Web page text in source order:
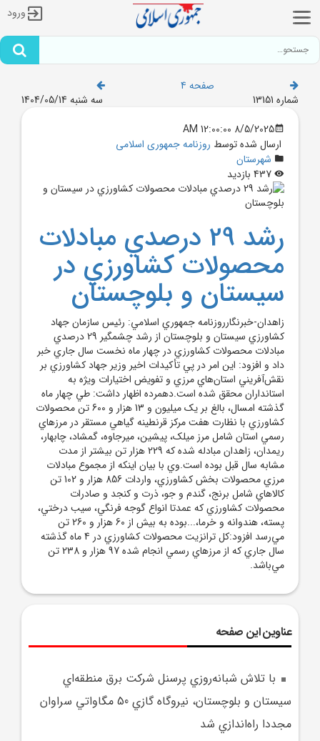
ورود
صفحه 4
شماره 13151
سه شنبه 1404/05/14
8/5/2025 12:00:00 AM
ارسال شده توسط روزنامه جمهوری اسلامی
شهرستان
رشد 29 درصدي مبادلات
محصولات کشاورزي در
سيستان و بلوچستان
زاهدان-خبرنگارروزنامه جمهوري اسلامي: رئيس سازمان جهاد
کشاورزي سيستان و بلوچستان از رشد چشمگير 29 درصدي
مبادلات محصولات کشاورزي در چهار ماه نخست سال جاري خبر
داد و افزود: اين امر در پي تأکيدات اخير وزير جهاد کشاورزي بر
نقش‌آفريني استان‌هاي مرزي و تفويض اختيارات ويژه به
استانداران محقق شده است.دهمرده اظهار داشت: طي چهار ماه
گذشته امسال، بالغ بر يک ميليون و 13 هزار و 600 تن محصولات
کشاورزي با نظارت هفت مرکز قرنطينه گياهي مستقر در مرزهاي
رسمي استان شامل مرز ميلک، پيشين، ميرجاوه، گمشاد، چابهار،
ريمدان، زاهدان مبادله شده که 229 هزار تن بيشتر از مدت
مشابه سال قبل بوده است.وي با بيان اينکه از مجموع مبادلات
مرزي محصولات بخش کشاورزي، واردات 856 هزار و 102 تن
کالاهاي شامل برنج، گندم و جو، ذرت و کنجد و صادرات
محصولات کشاورزي که عمدتا انواع گوجه فرنگي، سيب درختي،
پسته، هندوانه و خرما،...بوده به بيش‌ از 60 هزار و 260 تن
مي‌رسد افزود:کل ترانزيت محصولات کشاورزي در 4 ماه گذشته
سال جاري که از مرزهاي رسمي انجام شده 97 هزار و 238 تن
مي‌باشد.
عناوین این صفحه
با تلاش شبانه‌روزي پرسنل شرکت برق منطقه‌اي
سيستان و بلوچستان، نيروگاه گازي 50 مگاواتي سراوان
مجددا راه‌اندازي شد